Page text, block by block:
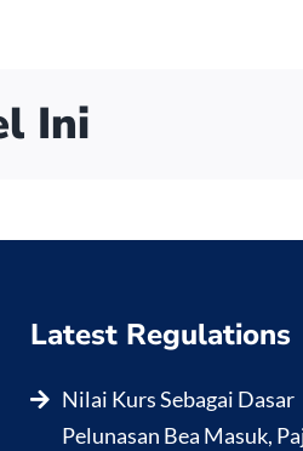
Ini
Latest Regulations
Nilai Kurs Sebagai Dasar
Pelunasan Bea Masuk,